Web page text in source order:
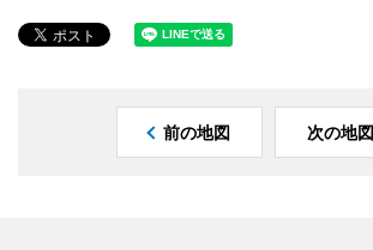
前の地図 次の地図